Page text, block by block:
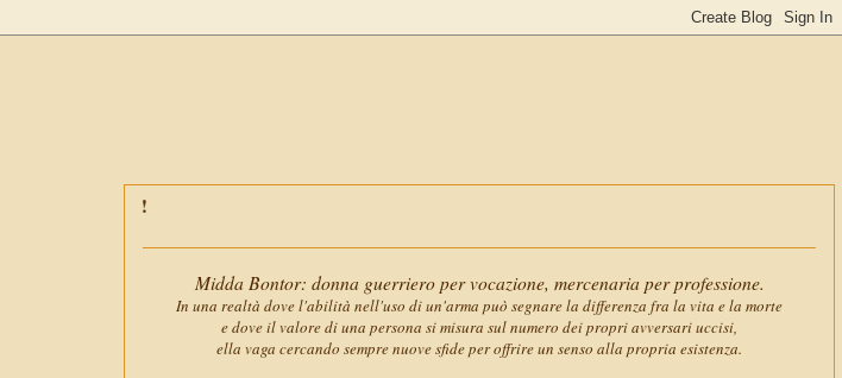
Midda Bontor: donna guerriero per vocazione, mercenaria per professione.
In una realtà dove l'abilità nell'uso di un'arma può segnare la differenza fra la vita e la morte
e dove il valore di una persona si misura sul numero dei propri avversari uccisi,
ella vaga cercando sempre nuove sfide per offrire un senso alla propria esistenza.